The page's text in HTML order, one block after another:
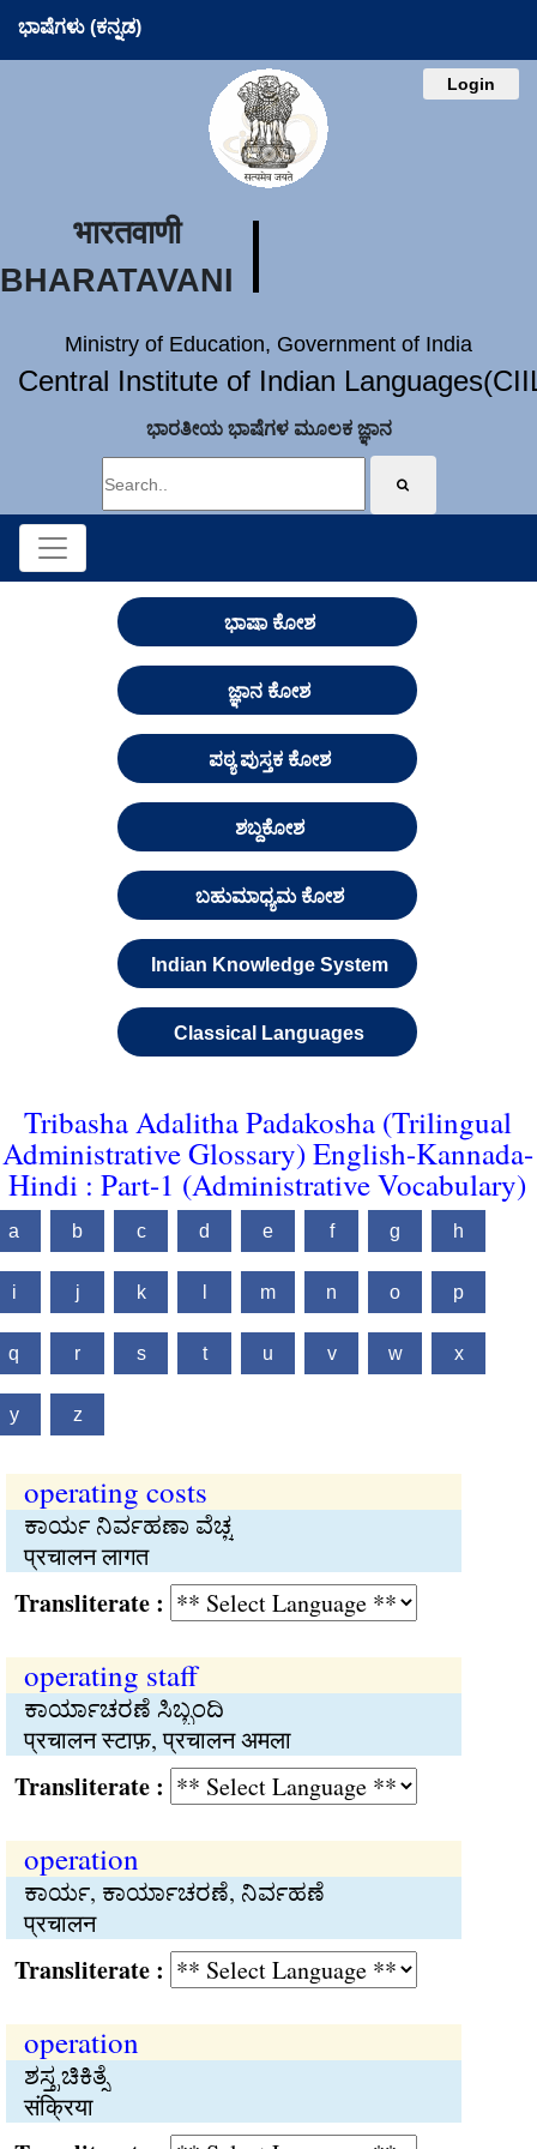
ಭಾಷೆಗಳು (ಕನ್ನಡ)
Login
भारतवाणी
BHARATAVANI
Ministry of Education, Government of India
Central Institute of Indian
ಭಾರತೀಯ ಭಾಷೆಗಳ ಮೂಲಕ ಜ್ಞಾನ
ಭಾಷಾ ಕೋಶ
ಜ್ಞಾನ ಕೋಶ
ಪಠ್ಯ ಪುಸ್ತಕ ಕೋಶ
ಶಬ್ದಕೋಶ
ಬಹುಮಾಧ್ಯಮ ಕೋಶ
Indian Knowledge System
Classical Languages
Tribasha Adalitha Padakosha (Trilingual
Administrative Glossary) English-Kannada-
Hindi : Part-1 (Administrative Vocabulary)
a b c d e f g h
i j k m n o p
q r s t u v w x
y z
operating costs
ಕಾರ್ಯ ನಿರ್ವಹಣಾ ವೆಚ್ಚ
प्रचालन लागत
:
operating staff
ಕಾರ್ಯಾಚರಣೆ ಸಿಬ್ಬಂದಿ
प्रचालन स्टाफ़, प्रचालन अमला
:
operation
ಕಾರ್ಯ, ಕಾರ್ಯಾಚರಣೆ, ನಿರ್ವಹಣೆ
प्रचालन
:
operation
ಶಸ್ತ್ರಚಿಕಿತ್ಸೆ
संक्रिया